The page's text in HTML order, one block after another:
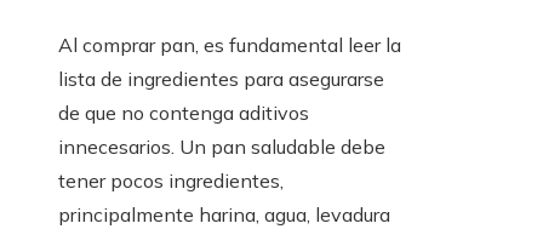
Al comprar pan, es fundamental leer la
lista de ingredientes para asegurarse
de que no contenga aditivos
innecesarios. Un pan saludable debe
tener pocos ingredientes,
principalmente harina, agua, levadura